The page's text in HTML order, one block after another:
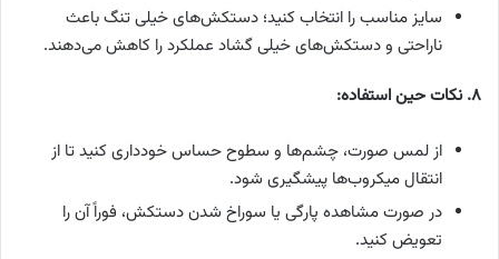
سایز مناسب را انتخاب کنید؛ دستکش‌های خیلی تنگ باعث
ناراحتی و دستکش‌های خیلی گشاد عملکرد را کاهش می‌دهند.
۸. نکات حین استفاده:
از لمس صورت، چشم‌ها و سطوح حساس خودداری کنید تا از
انتقال میکروب‌ها پیشگیری شود.
در صورت مشاهده پارگی یا سوراخ شدن دستکش، فوراً آن را
تعویض کنید.